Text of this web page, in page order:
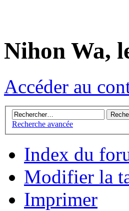
Nihon Wa,
Accéder au
Recherche avancée
Index du
Modifier la
Imprimer